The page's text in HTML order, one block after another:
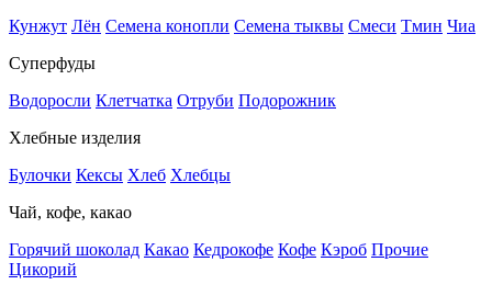
Кунжут Лён Семена конопли Семена тыквы Смеси Тмин Чиа
Суперфуды
Водоросли Клетчатка Отруби Подорожник
Хлебные изделия
Булочки Кексы Хлеб Хлебцы
Чай, кофе, какао
Горячий шоколад Какао Кедрокофе Кофе Кэроб Прочие
Цикорий